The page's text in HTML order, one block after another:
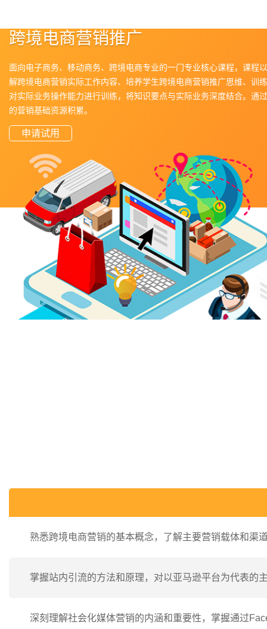
跨境电商营销推广
面向电子商务、移动商务、跨境电商专业的一门专业核心课程，课程
解跨境电商营销实际工作内容、培养学生跨境电商营销推广思维、训
对实际业务操作能力进行训练，将知识要点与实际业务深度结合。
的营销基础资源积累。
申请试用
熟悉跨境电商营销的基本概念，了解主要营销载体和渠
掌握站内引流的方法和原理，对以亚马逊平台为代表的
深刻理解社会化媒体营销的内涵和重要性，掌握通过